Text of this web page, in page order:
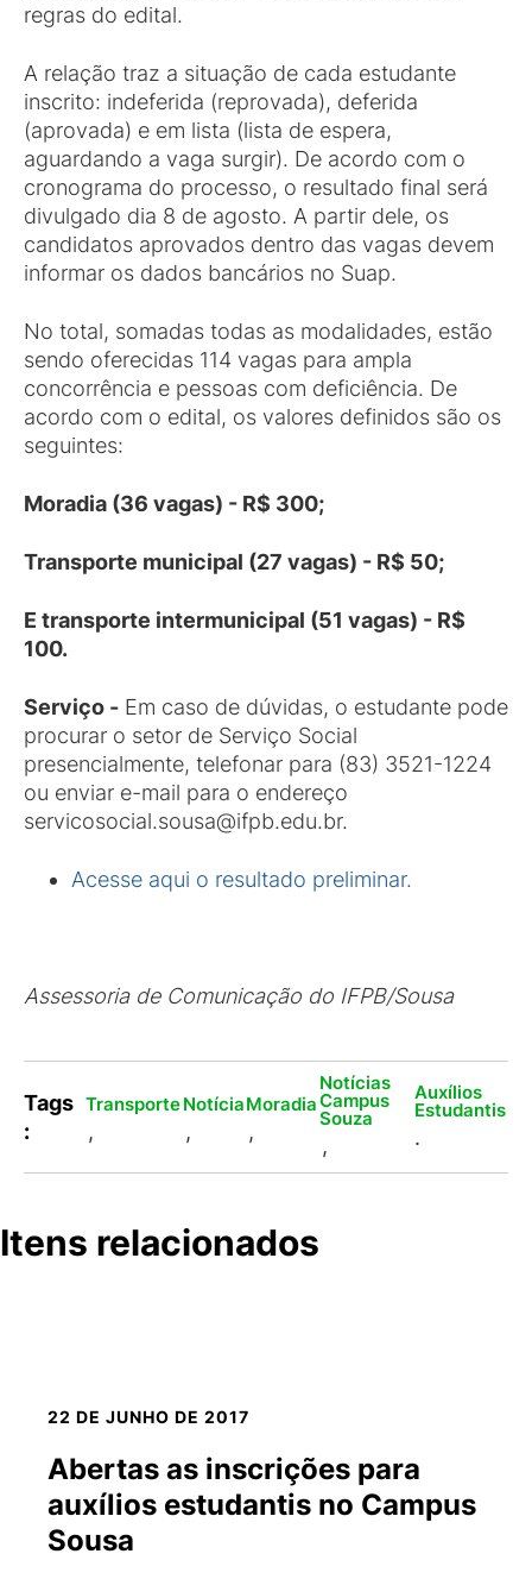
regras do edital.
A relação traz a situação de cada estudante
inscrito: indeferida (reprovada), deferida
(aprovada) e em lista (lista de espera,
aguardando a vaga surgir). De acordo com o
cronograma do processo, o resultado final será
divulgado dia 8 de agosto. A partir dele, os
candidatos aprovados dentro das vagas devem
informar os dados bancários no Suap.
No total, somadas todas as modalidades, estão
sendo oferecidas 114 vagas para ampla
concorrência e pessoas com deficiência. De
acordo com o edital, os valores definidos são os
seguintes:
Moradia (36 vagas) - R$ 300;
Transporte municipal (27 vagas) - R$ 50;
E transporte intermunicipal (51 vagas) - R$
100.
Serviço - Em caso de dúvidas, o estudante pode
procurar o setor de Serviço Social
presencialmente, telefonar para (83) 3521-1224
ou enviar e-mail para o endereço
servicosocial.sousa@ifpb.edu.br.
Acesse aqui o resultado preliminar.
Assessoria de Comunicação do IFPB/Sousa
Tags
:
Transporte
,
Notícia
,
Moradia
,
Notícias
Campus
Souza
,
Auxílios
Estudantis
.
Itens relacionados
22 DE JUNHO DE 2017
Abertas as inscrições para
auxílios estudantis no Campus
Sousa